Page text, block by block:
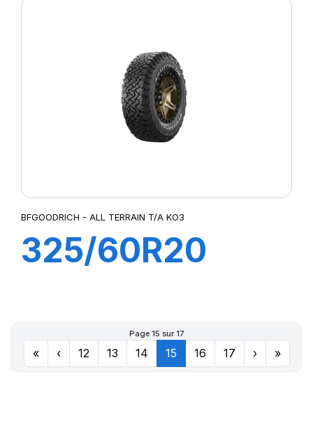
BFGOODRICH - ALL TERRAIN T/A KO3
325/60R20
KO3 LRFPage 15 sur 17
« ‹ 12 13 14 15 16 17 › »